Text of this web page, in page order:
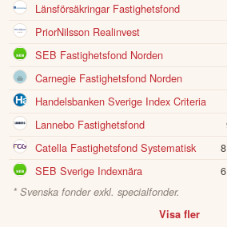
Innehållet ska inte ses som
rådgivning. Ta alltid del av bolagets
garanti för framtida avkastning.
Skulle du
andra förbättringsförslag i materialet är
Öppna rapport (PDF)
Länsförsäkringar Fastighetsfond
PriorNilsson Realinvest
SEB Fastighetsfond Norden
Carnegie Fastighetsfond Norden
Handelsbanken Sverige Index Criteria
Lannebo Fastighetsfond
Catella Fastighetsfond Systematisk
SEB Sverige Indexnära
* Svenska fonder exkl. specialfonder.
Visa fler